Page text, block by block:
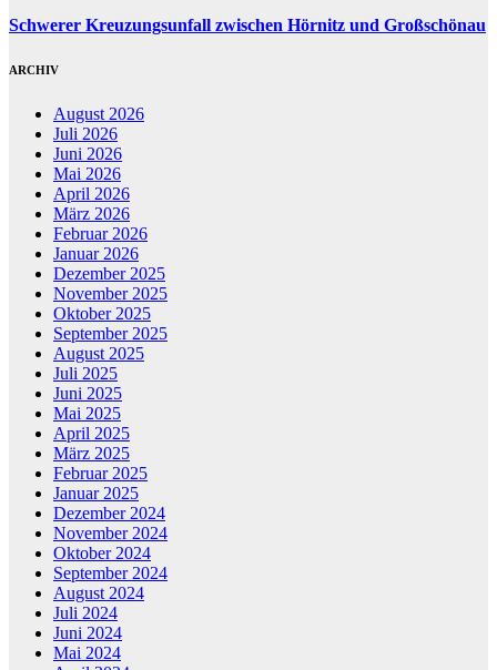
Schwerer Kreuzungsunfall zwischen Hörnitz und Großschönau
ARCHIV
August 2026
Juli 2026
Juni 2026
Mai 2026
April 2026
März 2026
Februar 2026
Januar 2026
Dezember 2025
November 2025
Oktober 2025
September 2025
August 2025
Juli 2025
Juni 2025
Mai 2025
April 2025
März 2025
Februar 2025
Januar 2025
Dezember 2024
November 2024
Oktober 2024
September 2024
August 2024
Juli 2024
Juni 2024
Mai 2024